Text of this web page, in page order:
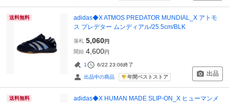
送料無料
adidas◆X ATMOS PREDATOR MUNDIAL_X アトモ
ス プレデター ムンディアル/25.5cm/BLK
落札 5,060円
開始 4,600円
1 6/22 23:06終了
出品中の商品 年間ベストストア 出品
送料無料
adidas◆X HUMAN MADE SLIP-ON_X ヒューマンメ